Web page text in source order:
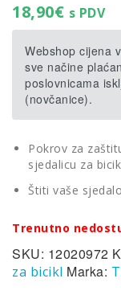
18,90€ s PDV
Webshop cijena
sve načine
poslovnicama
(novčanice).
Pokrov za
sjedalicu za
Štiti vaše
Trenutno
SKU: 12020972
za bicikl Marka: